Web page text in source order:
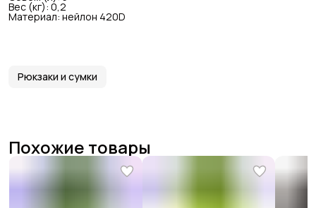
Вес (кг): 0,2
Материал: нейлон 420D
Рюкзаки и сумки
Похожие товары